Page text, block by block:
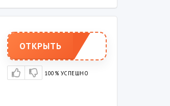
ОТКРЫТЬ
100% УСПЕШНО